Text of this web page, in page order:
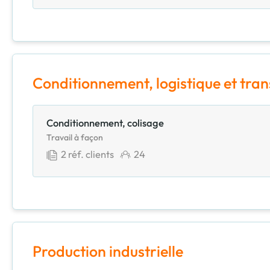
Conditionnement, logistique et
Conditionnement, colisage
Travail à façon
2réf. clients 24
Production industrielle